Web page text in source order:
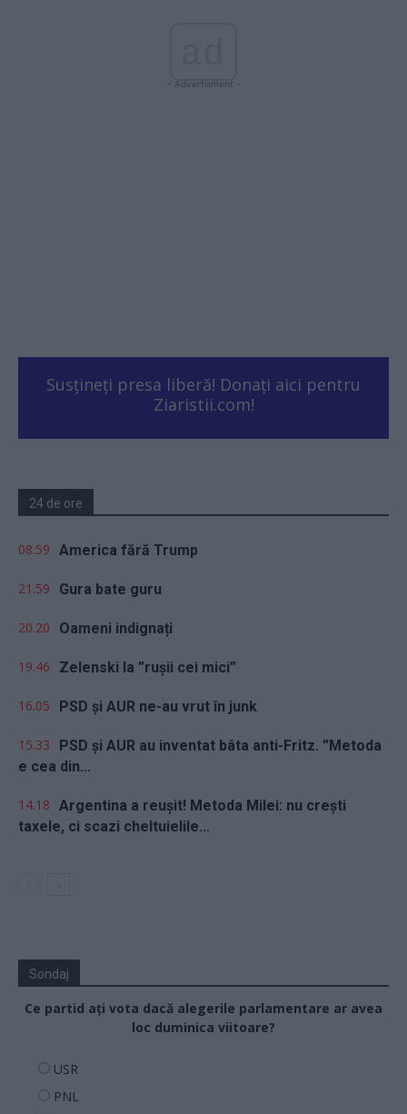
- Advertisment -
Susțineți presa liberă! Donați aici pentru
Ziaristii.com!
24 de ore
08.59 America fără Trump
21.59 Gura bate guru
20.20 Oameni indignați
19.46 Zelenski la ”rușii cei mici”
16.05 PSD și AUR ne-au vrut în junk
15.33
PSD și AUR au inventat bâta anti-Fritz. ”Metoda
e cea din...
14.18 Argentina a reușit! Metoda Milei: nu crești
taxele, ci scazi cheltuielile...
Sondaj
Ce partid ați vota dacă alegerile parlamentare ar avea
loc duminica viitoare?
USR
PNL